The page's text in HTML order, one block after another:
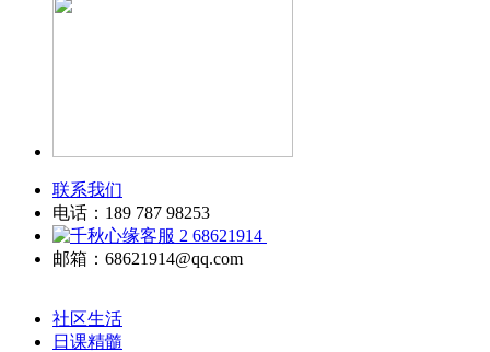
联系我们
电话：189 787 98253
68621914
邮箱：68621914@qq.com
社区生活
日课精髓